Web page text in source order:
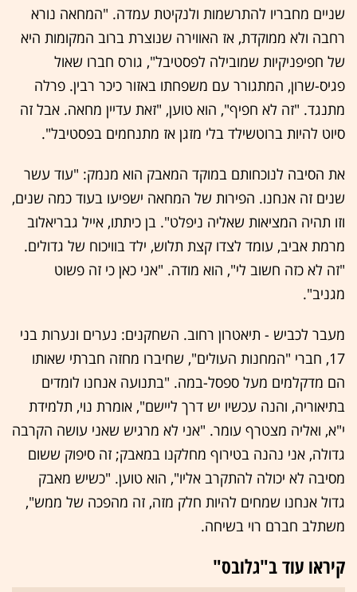
שניים מחבריו להתרשמות ולנקיטת עמדה. "המחאה נורא
רחבה ולא ממוקדת, אז האווירה שנוצרת ברוב המקומות היא
של חפיפניקיות שמובילה לפסטיבל", גורס חברו שאול
פגיס-שרון, המתגורר עם משפחתו באזור כיכר רבין. פרלה
מתנגד. "זה לא חפיף", הוא טוען, "זאת עדיין מחאה. אבל זה
סיוט להיות ברוטשילד בלי מזגן אז מתנחמים בפסטיבל".
את הסיבה לנוכחותם במוקד המאבק הוא מנמק: "עוד עשר
שנים זה אנחנו. הפירות של המחאה ישפיעו בעוד כמה שנים,
וזו תהיה המציאות שאליה ניפלט". בן כיתתו, אייל גבריאלוב
מרמת אביב, עומד לצדו קצת תלוש, ילד בוויכוח של גדולים.
"זה לא כזה חשוב לי", הוא מודה. "אני כאן כי זה פשוט
מגניב".
מעבר לכביש - תיאטרון רחוב. השחקנים: נערים ונערות בני
17, חברי "המחנות העולים", שחיברו מחזה חברתי שאותו
הם מדקלמים מעל ספסל-במה. "בתנועה אנחנו לומדים
בתיאוריה, והנה עכשיו יש דרך ליישם", אומרת נוי, תלמידת
י"א, ואליה מצטרף עומר. "אני לא מרגיש שאני עושה הקרבה
גדולה, אני נהנה בטירוף מחלקנו במאבק; זה סיפוק ששום
מסיבה לא יכולה להתקרב אליו", הוא טוען. "כשיש מאבק
גדול אנחנו שמחים להיות חלק מזה, זה מהפכה של ממש",
משתלב חברם רוי בשיחה.
קיראו עוד ב"גלובס"